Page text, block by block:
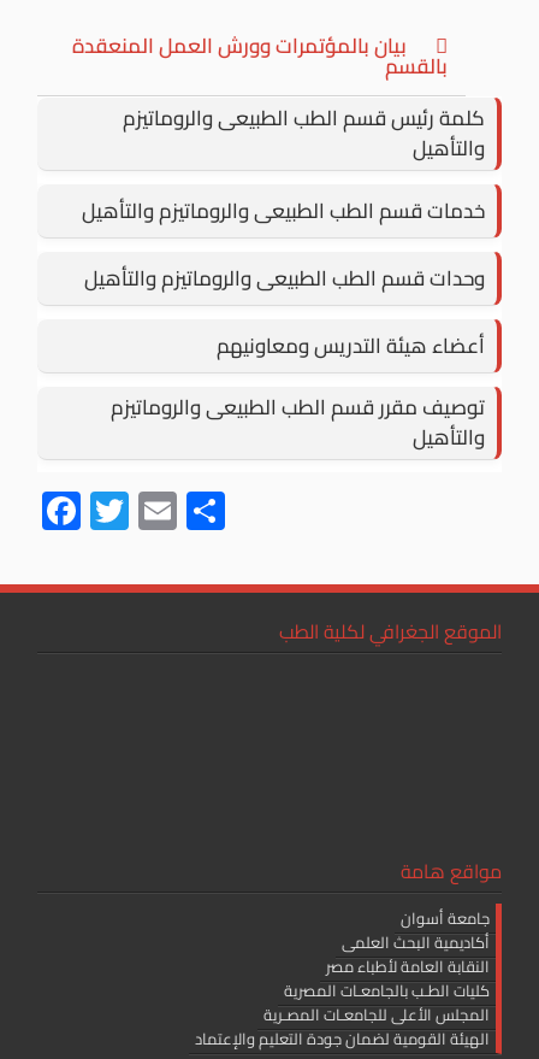
بيان بالمؤتمرات وورش العمل المنعقدة
بالقسم
كلمة رئيس قسم الطب الطبيعى والروماتيزم
والتأهيل
خدمات قسم الطب الطبيعى والروماتيزم والتأهيل
وحدات قسم الطب الطبيعى والروماتيزم والتأهيل
أعضاء هيئة التدريس ومعاونيهم
توصيف مقرر قسم الطب الطبيعى والروماتيزم
والتأهيل
F
ac
e
o
T
wi
tt
E
m
ailar
الموقع الجغرافي لكلية الطب
مواقع هامة
جامعة أسوان
أكاديمية البحث العلمى
النقابة العامة لأطباء مصر
كليات الطـب بالجامعـات المصرية
المجلس الأعلى للجامعـات المصـرية
الهيئة القومية لضمان جودة التعليم والإعتماد